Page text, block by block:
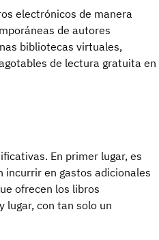
electrónicos de manera
de autores
bibliotecas virtuales,
de lectura gratuita en
En primer lugar, es
en gastos adicionales
ofrecen los libros
con tan solo un